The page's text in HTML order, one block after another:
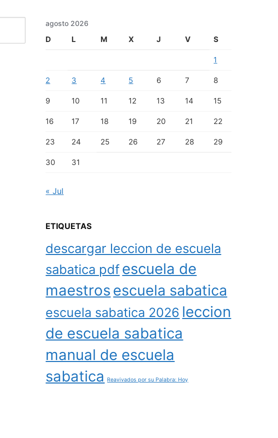
agosto 2026
D L M X J V S
1
2 3 4 5 6 7 8
9 10 11 12 13 14 15
16 17 18 19 20 21 22
23 24 25 26 27 28 29
30 31
« Jul
ETIQUETAS
descargar leccion de escuela
sabatica pdfescuela de
maestros escuela sabatica
escuela sabatica 2026 leccion
de escuela sabatica
manual de escuela
sabatica
Reavivados por su Palabra: Hoy